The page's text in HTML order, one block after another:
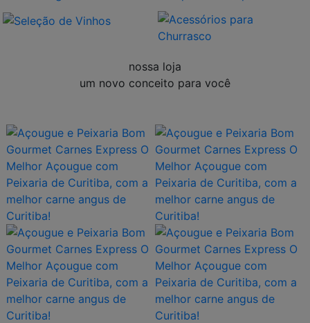
nossa loja
um novo conceito para você